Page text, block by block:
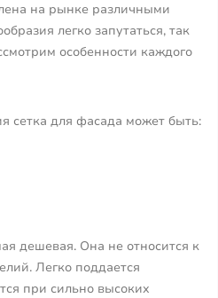
на рынке различными
легко запутаться, так
особенности каждого
сетка для фасада может быть:
дешевая. Она не относится к
Легко поддается
при сильно высоких